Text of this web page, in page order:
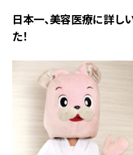
日本一、美容医療に詳
た！